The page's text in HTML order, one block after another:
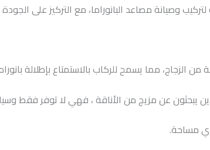
وصيانة مصاعد البانوراما، مع التركيز على
الزجاج، مما يسمح للركاب بالاستمتاع بإطلالة
يبحثون عن مزيج من الأناقة ، فهي لا توفر فقط
مساحة.